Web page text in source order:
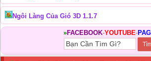
Ngôi Làng Của Gió 3D 1.1.7
»FACEBOOK-YOUTUBE-